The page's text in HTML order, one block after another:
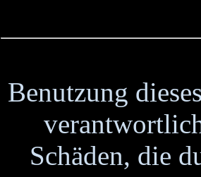
Benutzung
Schäden, die